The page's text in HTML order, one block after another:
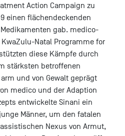
Action Campaign zu
einen flächendeckenden
gab. medico-
Natal Programme for
diese Kämpfe durch
stärksten betroffenen
und von Gewalt geprägt
medico und der Adaption
entwickelte Sinani ein
Männer, um den fatalen
Nexus von Armut,